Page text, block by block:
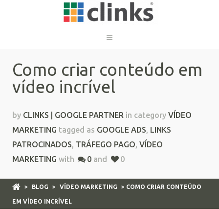
Como criar conteúdo em
vídeo incrível
by CLINKS | GOOGLE PARTNER in category VÍDEO
MARKETING tagged as GOOGLE ADS, LINKS
PATROCINADOS, TRÁFEGO PAGO, VÍDEO
MARKETING with 0 and 0
> BLOG > VÍDEO MARKETING > COMO CRIAR CONTEÚDO
EM VÍDEO INCRÍVEL